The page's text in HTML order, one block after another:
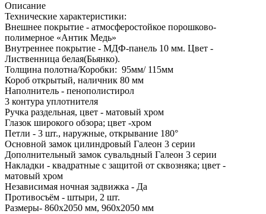
Описание
Технические характеристики:
Внешнее покрытие - атмосферостойкое порошково-
полимерное «Антик Медь»
Внутреннее покрытие - МДФ-панель 10 мм. Цвет -
Лиственница белая(Бьянко).
Толщина полотна/Коробки: 95мм/ 115мм
Короб открытый, наличник 80 мм
Наполнитель - пенополистирол
3 контура уплотнителя
Ручка раздельная, цвет - матовый хром
Глазок широкого обзора; цвет -хром
Петли - 3 шт., наружные, открывание 180°
Основной замок цилиндровый Галеон 3 серии
Дополнительный замок сувальдный Галеон 3 серии
Накладки - квадратные с защитой от сквозняка; цвет -
матовый хром
Независимая ночная задвижка - Да
Противосъём - штыри, 2 шт.
Размеры- 860х2050 мм, 960х2050 мм